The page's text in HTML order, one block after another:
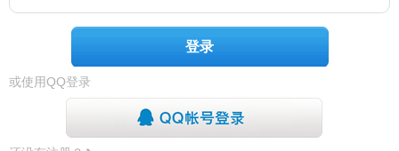
登录
或使用QQ登录